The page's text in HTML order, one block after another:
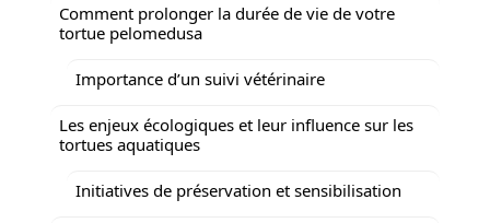
Comment prolonger la durée de vie de votre
tortue pelomedusa
Importance d’un suivi vétérinaire
Les enjeux écologiques et leur influence sur les
tortues aquatiques
Initiatives de préservation et sensibilisation